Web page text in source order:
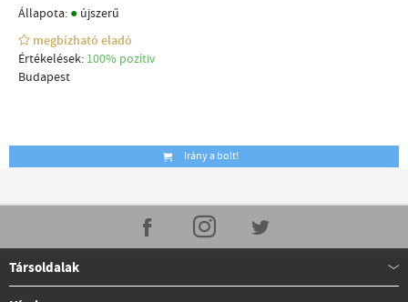
Állapota: ● újszerű
megbízható eladó
Értékelések: 100% pozítiv
Budapest
Irány a bolt!
Társoldalak